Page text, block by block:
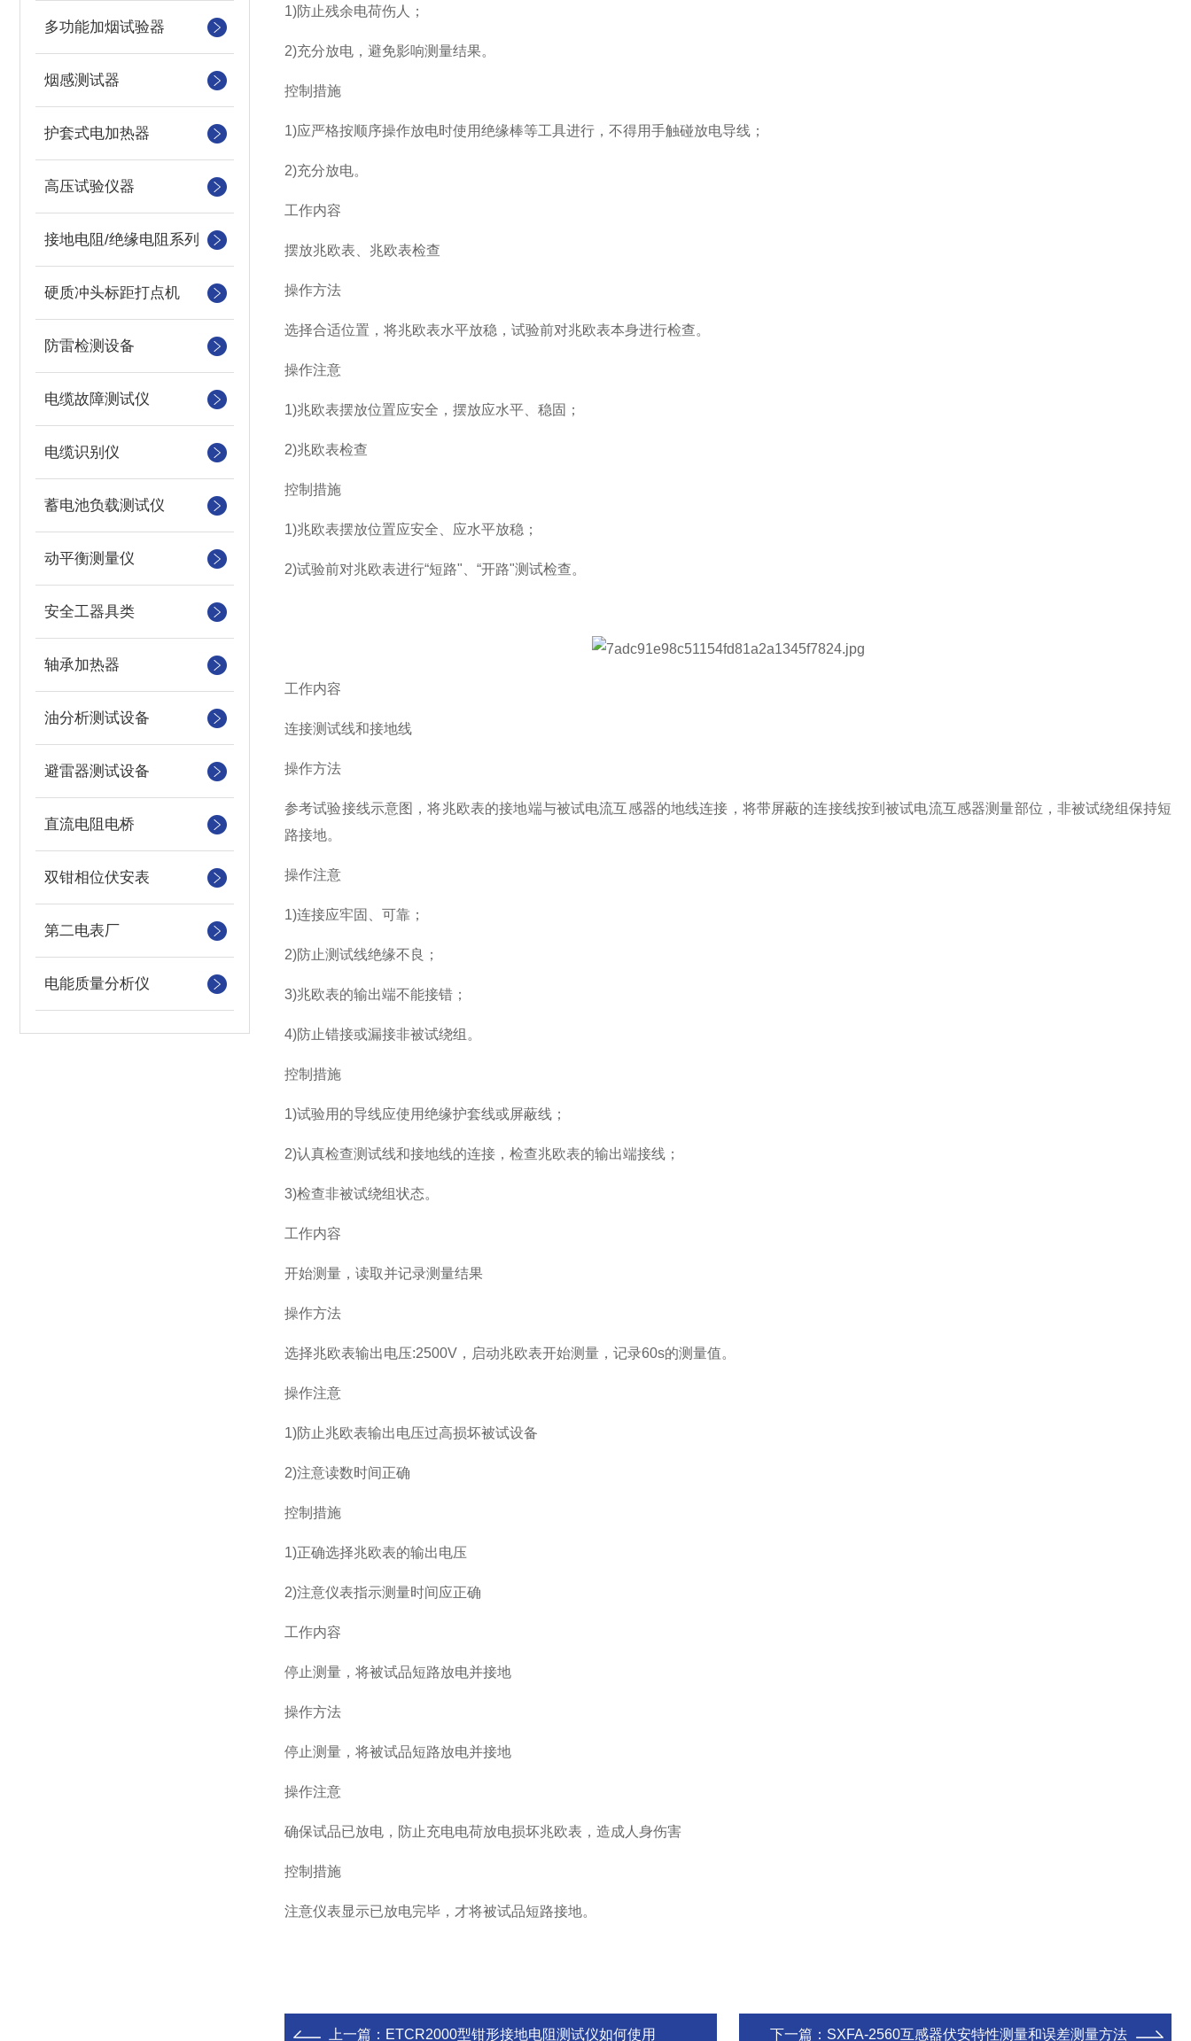
多功能加烟试验器
烟感测试器
护套式电加热器
高压试验仪器
接地电阻/绝缘电阻系列
硬质冲头标距打点机
防雷检测设备
电缆故障测试仪
电缆识别仪
蓄电池负载测试仪
动平衡测量仪
安全工器具类
轴承加热器
油分析测试设备
避雷器测试设备
直流电阻电桥
双钳相位伏安表
第二电表厂
电能质量分析仪
1)防止残余电荷伤人；
2)充分放电，避免影响测量结果。
控制措施
1)应严格按顺序操作放电时使用绝缘棒等工具进行，不得用手触碰放电导线；
2)充分放电。
工作内容
摆放兆欧表、兆欧表检查
操作方法
选择合适位置，将兆欧表水平放稳，试验前对兆欧表本身进行检查。
操作注意
1)兆欧表摆放位置应安全，摆放应水平、稳固；
2)兆欧表检查
控制措施
1)兆欧表摆放位置应安全、应水平放稳；
2)试验前对兆欧表进行“短路"、“开路"测试检查。
工作内容
连接测试线和接地线
操作方法
参考试验接线示意图，将兆欧表的接地端与被试电流互感器的地线连接，将带屏蔽的连接线按到被试电流互感器测量部位，非被试绕组保持短
路接地。
操作注意
1)连接应牢固、可靠；
2)防止测试线绝缘不良；
3)兆欧表的输出端不能接错；
4)防止错接或漏接非被试绕组。
控制措施
1)试验用的导线应使用绝缘护套线或屏蔽线；
2)认真检查测试线和接地线的连接，检查兆欧表的输出端接线；
3)检查非被试绕组状态。
工作内容
开始测量，读取并记录测量结果
操作方法
选择兆欧表输出电压:2500V，启动兆欧表开始测量，记录60s的测量值。
操作注意
1)防止兆欧表输出电压过高损坏被试设备
2)注意读数时间正确
控制措施
1)正确选择兆欧表的输出电压
2)注意仪表指示测量时间应正确
工作内容
停止测量，将被试品短路放电并接地
操作方法
停止测量，将被试品短路放电并接地
操作注意
确保试品已放电，防止充电电荷放电损坏兆欧表，造成人身伤害
控制措施
注意仪表显示已放电完毕，才将被试品短路接地。
上一篇： ETCR2000型钳形接地电阻测试仪如何使用 下一篇： SXFA-2560互感器伏安特性测量和误差测量方法